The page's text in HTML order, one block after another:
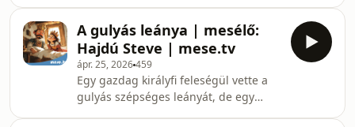
mellette. Ezt látván milyen ötlete lett
az egyik fráternek? Erről mesél Nektek
Magyar
egy gazdasági udvarra valami élelmet
keresni magának. Összevissza járta a
tyúkketreceket, disznóólakat,
mindenféle melléképületeket, de
ennivalót magának nem talált. Ki
akart volna már menni az udvarról, de
A gulyás leánya | mesélő:
Hajdú Steve | mese.tv
ápr. 25, 2026459
Egy gazdag királyfi feleségül vette a
gulyás szépséges leányát, de egy